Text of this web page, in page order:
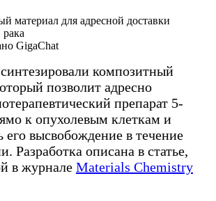
GigaChat
композитный
позволит адресно
препарат 5-
к опухолевым клеткам и
его высвобождение в течение
Разработка описана в статье,
в журнале Materials Chemistry